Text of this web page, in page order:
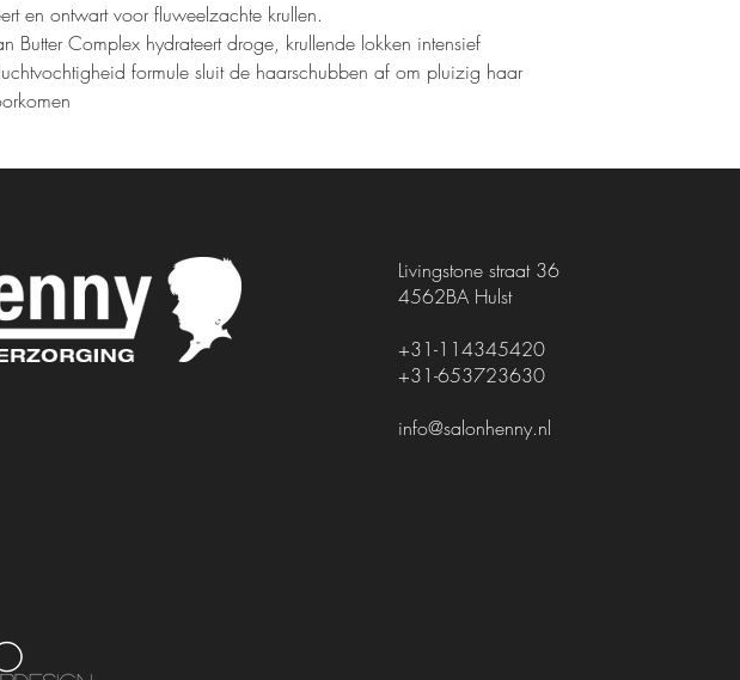
en ontwart voor fluweelzachte krullen.
Butter Complex hydrateert droge, krullende lokken intensief
formule sluit de haarschubben af om pluizig haar
Livingstone straat 36
4562BA Hulst
+31-114345420
+31-653723630
info@salonhenny.nl